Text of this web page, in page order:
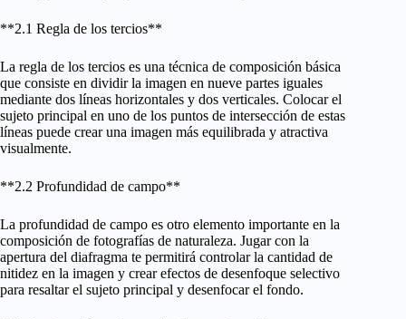
**2.1 Regla de los tercios**
La regla de los tercios es una técnica de composición básica
que consiste en dividir la imagen en nueve partes iguales
mediante dos líneas horizontales y dos verticales. Colocar el
sujeto principal en uno de los puntos de intersección de estas
líneas puede crear una imagen más equilibrada y atractiva
visualmente.
**2.2 Profundidad de campo**
La profundidad de campo es otro elemento importante en la
composición de fotografías de naturaleza. Jugar con la
apertura del diafragma te permitirá controlar la cantidad de
nitidez en la imagen y crear efectos de desenfoque selectivo
para resaltar el sujeto principal y desenfocar el fondo.